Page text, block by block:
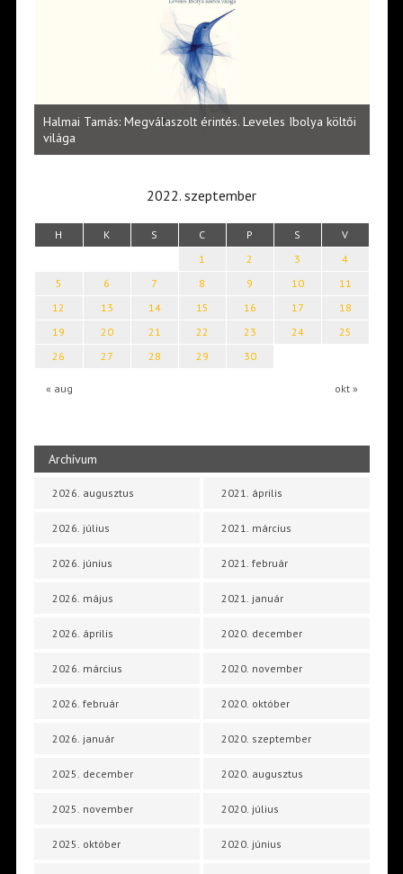
Ibolya költői
2022. szeptember
H K S C P S V
« aug okt »
1 2 3
4
5
6 7 8 9 10
11
12
13 14 15 16 17
18
19
20 21 22 23 24
25
26
27 28 29 30
Archívum
2026. augusztus
2026. július
2026. június
2026. május
2026. április
2026. március
2026. február
2026. január
2025. december
2025. november
2025. október
2021. április
2021. március
2021. február
2021. január
2020. december
2020. november
2020. október
2020. szeptember
2020. augusztus
2020. július
2020. június